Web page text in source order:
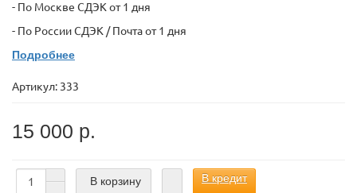
- По Москве СДЭК от 1 дня
- По России СДЭК / Почта от 1 дня
Подробнее
Артикул: 333
15 000 р.
В корзину В кредит